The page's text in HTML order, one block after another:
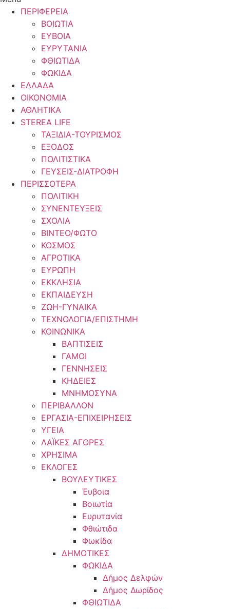
ΠΕΡΙΦΕΡΕΙΑ
ΒΟΙΩΤΙΑ
ΕΥΒΟΙΑ
ΕΥΡΥΤΑΝΙΑ
ΦΘΙΩΤΙΔΑ
ΦΩΚΙΔΑ
ΕΛΛΑΔΑ
ΟΙΚΟΝΟΜΙΑ
ΑΘΛΗΤΙΚΑ
STEREA LIFE
ΤΑΞΙΔΙΑ-ΤΟΥΡΙΣΜΟΣ
ΕΞΟΔΟΣ
ΠΟΛΙΤΙΣΤΙΚΑ
ΓΕΥΣΕΙΣ-ΔΙΑΤΡΟΦΗ
ΠΕΡΙΣΣΟΤΕΡΑ
ΠΟΛΙΤΙΚΗ
ΣΥΝΕΝΤΕΥΞΕΙΣ
ΣΧΟΛΙΑ
ΒΙΝΤΕΟ/ΦΩΤΟ
ΚΟΣΜΟΣ
ΑΓΡΟΤΙΚΑ
ΕΥΡΩΠΗ
ΕΚΚΛΗΣΙΑ
ΕΚΠΑΙΔΕΥΣΗ
ΖΩΗ-ΓΥΝΑΙΚΑ
ΤΕΧΝΟΛΟΓΙΑ/ΕΠΙΣΤΗΜΗ
ΚΟΙΝΩΝΙΚΑ
ΒΑΠΤΙΣΕΙΣ
ΓΑΜΟΙ
ΓΕΝΝΗΣΕΙΣ
ΚΗΔΕΙΕΣ
ΜΝΗΜΟΣΥΝΑ
ΠΕΡΙΒΑΛΛΟΝ
ΕΡΓΑΣΙΑ-ΕΠΙΧΕΙΡΗΣΕΙΣ
ΥΓΕΙΑ
ΛΑΪΚΕΣ ΑΓΟΡΕΣ
ΧΡΗΣΙΜΑ
ΕΚΛΟΓΕΣ
ΒΟΥΛΕΥΤΙΚΕΣ
Έυβοια
Βοιωτία
Ευρυτανία
Φθιώτιδα
Φωκίδα
ΔΗΜΟΤΙΚΕΣ
ΦΩΚΙΔΑ
Δήμος Δελφών
Δήμος Δωρίδος
ΦΘΙΩΤΙΔΑ